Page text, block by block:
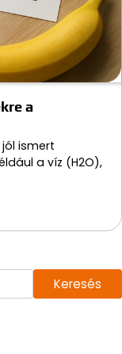
a
ismert
a víz (H2O),
Keresés